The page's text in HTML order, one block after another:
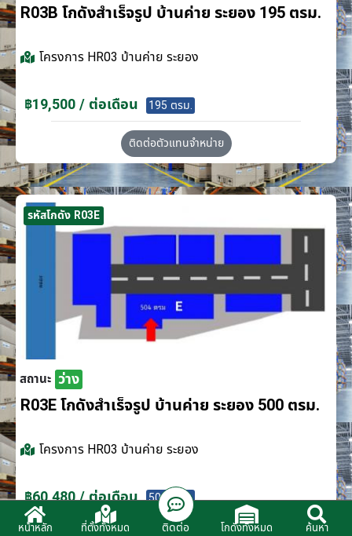
R03B โกดังสำเร็จรูป บ้านค่าย ระยอง 195 ตรม.
โครงการ HR03 บ้านค่าย ระยอง
฿19,500 / ต่อเดือน 195 ตรม.
ติดต่อตัวแทนจำหน่าย
รหัสโกดัง R03E
สถานะ ว่าง
R03E โกดังสำเร็จรูป บ้านค่าย ระยอง 500 ตรม.
โครงการ HR03 บ้านค่าย ระยอง
฿60,480 / ต่อเดือน 500 ตรม.
หน้าหลัก ที่ตั้งทั้งหมด ติดต่อ โกดังทั้งหมด ค้นหา